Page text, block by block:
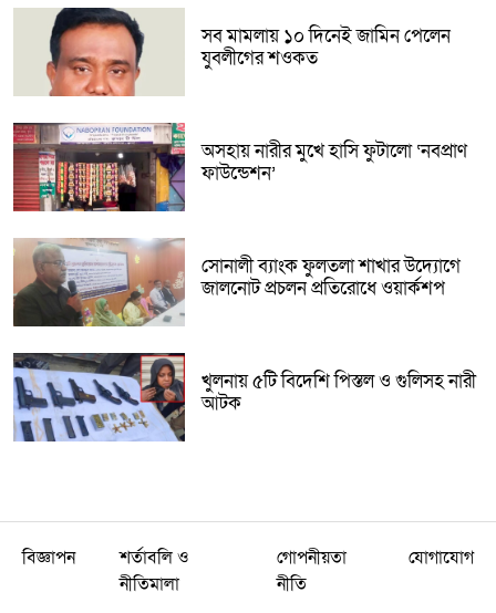
সব মামলায় ১০ দিনেই জামিন পেলেন
যুবলীগের শওকত
অসহায় নারীর মুখে হাসি ফুটালো ‘নবপ্রাণ
ফাউন্ডেশন’
সোনালী ব্যাংক ফুলতলা শাখার উদ্যোগে
জালনোট প্রচলন প্রতিরোধে ওয়ার্কশপ
খুলনায় ৫টি বিদেশি পিস্তল ও গুলিসহ নারী
আটক
বিজ্ঞাপন
শর্তাবলি ও
নীতিমালা
গোপনীয়তা
নীতি
যোগাযোগ